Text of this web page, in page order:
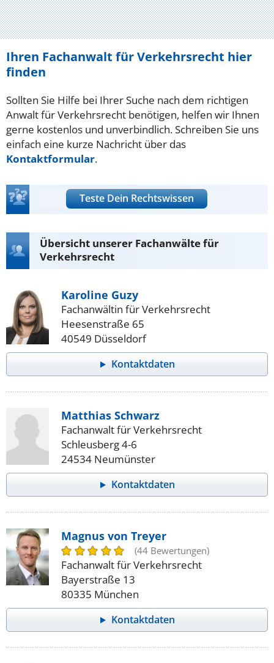
Ihren Fachanwalt für Verkehrsrecht hier
finden
Sollten Sie Hilfe bei Ihrer Suche nach dem richtigen
Anwalt für Verkehrsrecht benötigen, helfen wir Ihnen
gerne kostenlos und unverbindlich. Schreiben Sie uns
einfach eine kurze Nachricht über das
Kontaktformular.
Teste Dein Rechtswissen
Übersicht unserer Fachanwälte für
Verkehrsrecht
Karoline Guzy
Fachanwältin für Verkehrsrecht
Heesenstraße 65
40549 Düsseldorf
Kontaktdaten
Matthias Schwarz
Fachanwalt für Verkehrsrecht
Schleusberg 4-6
24534 Neumünster
Kontaktdaten
Magnus von Treyer
(44 Bewertungen)
Fachanwalt für Verkehrsrecht
Bayerstraße 13
80335 München
Kontaktdaten